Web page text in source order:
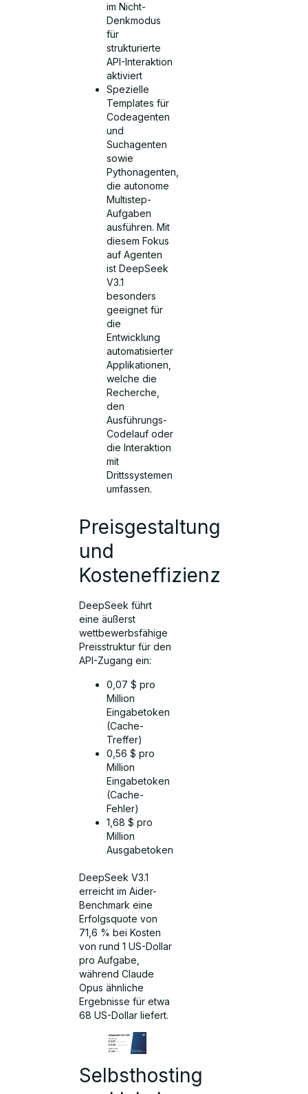
im Nicht-
Denkmodus
für
strukturierte
API-Interaktion
aktiviert
Spezielle
Templates für
Codeagenten
und
Suchagenten
sowie
Pythonagenten,
die autonome
Multistep-
Aufgaben
ausführen. Mit
diesem Fokus
auf Agenten
ist DeepSeek
V3.1
besonders
geeignet für
die
Entwicklung
automatisierter
Applikationen,
welche die
Recherche,
den
Ausführungs-
Codelauf oder
die Interaktion
mit
Drittssystemen
umfassen.
Preisgestaltung
und
Kosteneffizienz
DeepSeek führt
eine äußerst
wettbewerbsfähige
Preisstruktur für den
API-Zugang ein:
0,07 $ pro
Million
Eingabetoken
(Cache-
Treffer)
0,56 $ pro
Million
Eingabetoken
(Cache-
Fehler)
1,68 $ pro
Million
Ausgabetoken
DeepSeek V3.1
erreicht im Aider-
Benchmark eine
Erfolgsquote von
71,6 % bei Kosten
von rund 1 US-Dollar
pro Aufgabe,
während Claude
Opus ähnliche
Ergebnisse für etwa
68 US-Dollar liefert.
Selbsthosting